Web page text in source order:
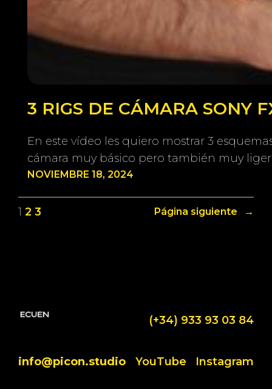
3 RIGS DE CÁMARA SONY
En este vídeo les quiero mostrar 3
cámara muy básico pero también muy
NOVIEMBRE 18, 2024
1 2 3 Página siguiente →
(+34) 933 93 03 84
info@picon.studio YouTube Instagram